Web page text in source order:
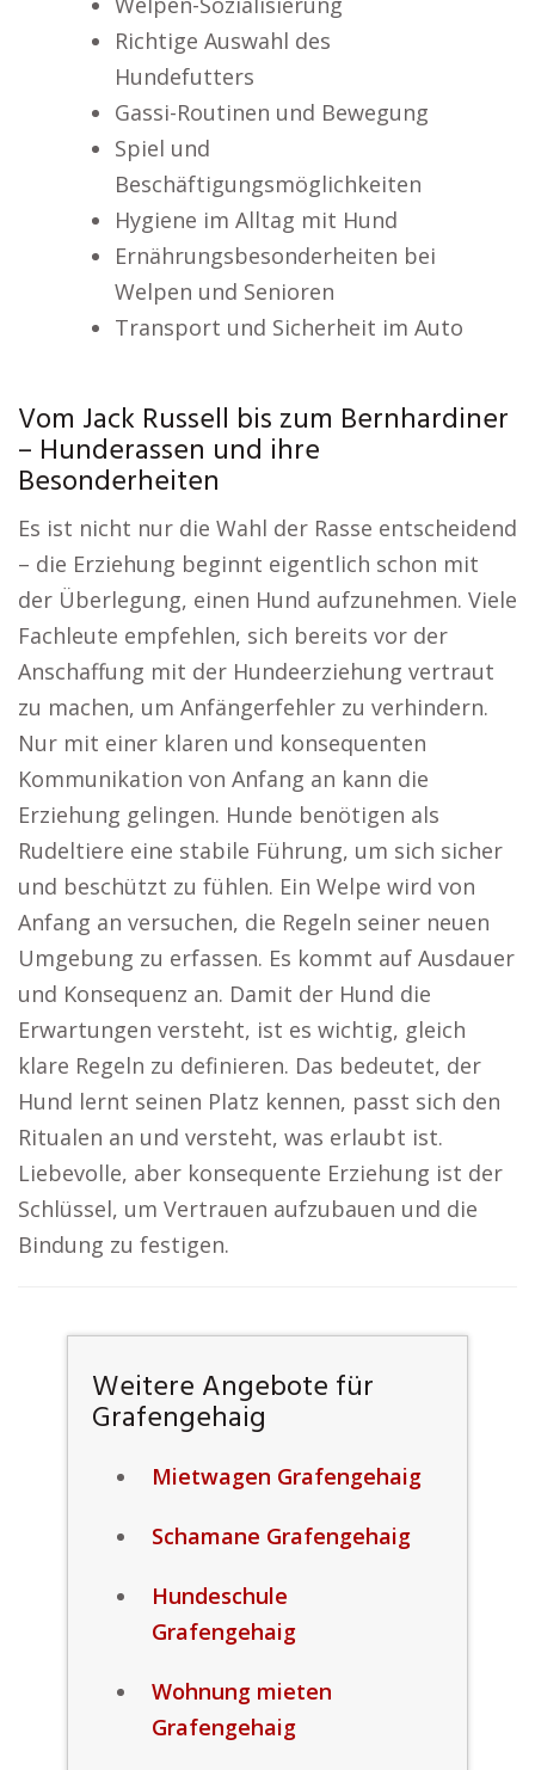
Richtige Auswahl des
Hundefutters
Gassi-Routinen und Bewegung
Spiel und
Beschäftigungsmöglichkeiten
Hygiene im Alltag mit Hund
Ernährungsbesonderheiten bei
Welpen und Senioren
Transport und Sicherheit im Auto
Vom Jack Russell bis zum Bernhardiner
– Hunderassen und ihre
Besonderheiten
Es ist nicht nur die Wahl der Rasse entscheidend
– die Erziehung beginnt eigentlich schon mit
der Überlegung, einen Hund aufzunehmen. Viele
Fachleute empfehlen, sich bereits vor der
Anschaffung mit der Hundeerziehung vertraut
zu machen, um Anfängerfehler zu verhindern.
Nur mit einer klaren und konsequenten
Kommunikation von Anfang an kann die
Erziehung gelingen. Hunde benötigen als
Rudeltiere eine stabile Führung, um sich sicher
und beschützt zu fühlen. Ein Welpe wird von
Anfang an versuchen, die Regeln seiner neuen
Umgebung zu erfassen. Es kommt auf Ausdauer
und Konsequenz an. Damit der Hund die
Erwartungen versteht, ist es wichtig, gleich
klare Regeln zu definieren. Das bedeutet, der
Hund lernt seinen Platz kennen, passt sich den
Ritualen an und versteht, was erlaubt ist.
Liebevolle, aber konsequente Erziehung ist der
Schlüssel, um Vertrauen aufzubauen und die
Bindung zu festigen.
Weitere Angebote für
Grafengehaig
Mietwagen Grafengehaig
Schamane Grafengehaig
Hundeschule
Grafengehaig
Wohnung mieten
Grafengehaig